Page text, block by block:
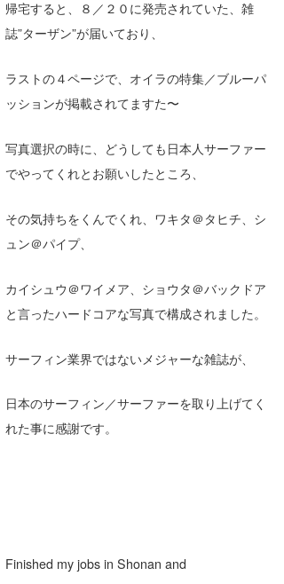
帰宅すると、８／２０に発売されていた、雑
誌”ターザン”が届いており、
ラストの４ページで、オイラの特集／ブルーパ
ッションが掲載されてますた〜
写真選択の時に、どうしても日本人サーファー
でやってくれとお願いしたところ、
その気持ちをくんでくれ、ワキタ＠タヒチ、シ
ュン＠パイプ、
カイシュウ＠ワイメア、ショウタ＠バックドア
と言ったハードコアな写真で構成されました。
サーフィン業界ではないメジャーな雑誌が、
日本のサーフィン／サーファーを取り上げてく
れた事に感謝です。
Finished my jobs in Shonan and
DELTA FORCE SURF
熊谷素子
進士剛光
植村未来
大野”MAR”修聖
Aichan
ECE
H
KOBU
MIN
S.K
YUKI☆